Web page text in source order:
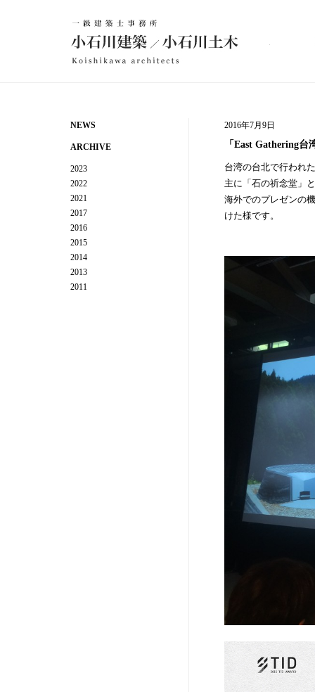
NEWS
ARCHIVE
2023
2022
2021
2017
2016
2015
2014
2013
2011
2016年7月9日
「East Gathering台
台湾の台北で行われ
主に「石の祈念堂」
海外でのプレゼンの
けた様です。